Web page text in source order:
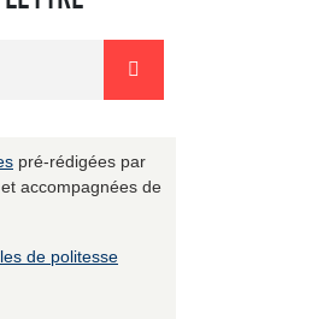
pré-rédigées par
accompagnées de
de politesse